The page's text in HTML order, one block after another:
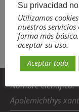
Nombre científico:
Apolemichthys
Su privacidad
Utilizamos
nuestros
forma más
aceptar su uso.
Aceptar todo